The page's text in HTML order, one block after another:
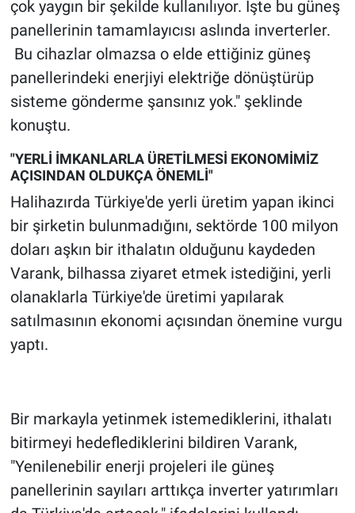
çok yaygın bir şekilde kullanılıyor. İşte bu güneş
panellerinin tamamlayıcısı aslında inverterler.
Bu cihazlar olmazsa o elde ettiğiniz güneş
panellerindeki enerjiyi elektriğe dönüştürüp
sisteme gönderme şansınız yok." şeklinde
konuştu.
"YERLİ İMKANLARLA ÜRETİLMESİ EKONOMİMİZ
AÇISINDAN OLDUKÇA ÖNEMLİ"
Halihazırda Türkiye'de yerli üretim yapan ikinci
bir şirketin bulunmadığını, sektörde 100 milyon
doları aşkın bir ithalatın olduğunu kaydeden
Varank, bilhassa ziyaret etmek istediğini, yerli
olanaklarla Türkiye'de üretimi yapılarak
satılmasının ekonomi açısından önemine vurgu
yaptı.
Bir markayla yetinmek istemediklerini, ithalatı
bitirmeyi hedeflediklerini bildiren Varank,
"Yenilenebilir enerji projeleri ile güneş
panellerinin sayıları arttıkça inverter yatırımları